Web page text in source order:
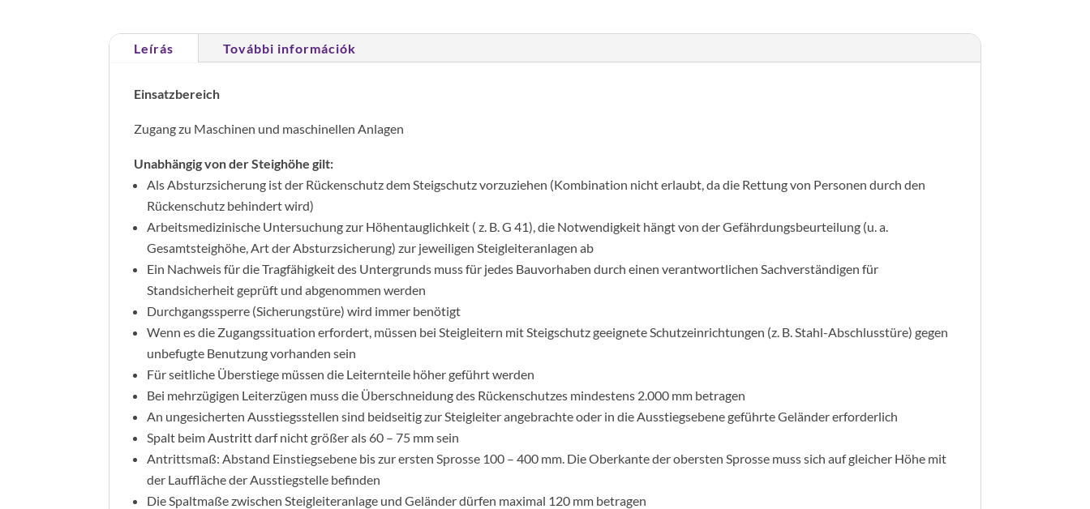
Leírás További információk
Einsatzbereich
Zugang zu Maschinen und maschinellen Anlagen
Unabhängig von der Steighöhe gilt:
Als Absturzsicherung ist der Rückenschutz dem Steigschutz vorzuziehen (Kombination nicht erlaubt, da die Rettung von Personen durch den
Rückenschutz behindert wird)
Arbeitsmedizinische Untersuchung zur Höhentauglichkeit ( z. B. G 41), die Notwendigkeit hängt von der Gefährdungsbeurteilung (u. a.
Gesamtsteighöhe, Art der Absturzsicherung) zur jeweiligen Steigleiteranlagen ab
Ein Nachweis für die Tragfähigkeit des Untergrunds muss für jedes Bauvorhaben durch einen verantwortlichen Sachverständigen für
Standsicherheit geprüft und abgenommen werden
Durchgangssperre (Sicherungstüre) wird immer benötigt
Wenn es die Zugangssituation erfordert, müssen bei Steigleitern mit Steigschutz geeignete Schutzeinrichtungen (z. B. Stahl-Abschlusstüre) gegen
unbefugte Benutzung vorhanden sein
Für seitliche Überstiege müssen die Leiternteile höher geführt werden
Bei mehrzügigen Leiterzügen muss die Überschneidung des Rückenschutzes mindestens 2.000 mm betragen
An ungesicherten Ausstiegsstellen sind beidseitig zur Steigleiter angebrachte oder in die Ausstiegsebene geführte Geländer erforderlich
Spalt beim Austritt darf nicht größer als 60 – 75 mm sein
Antrittsmaß: Abstand Einstiegsebene bis zur ersten Sprosse 100 – 400 mm. Die Oberkante der obersten Sprosse muss sich auf gleicher Höhe mit
der Lauffläche der Ausstiegstelle befinden
Die Spaltmaße zwischen Steigleiteranlage und Geländer dürfen maximal 120 mm betragen